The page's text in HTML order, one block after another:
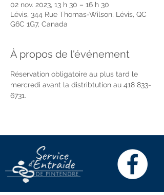
02 nov. 2023, 13 h 30 – 16 h 30
Lévis, 344 Rue Thomas-Wilson, Lévis, QC
G6C 1G7, Canada
À propos de l'événement
Réservation obligatoire au plus tard le
mercredi avant la distribtution au 418 833-
6731.